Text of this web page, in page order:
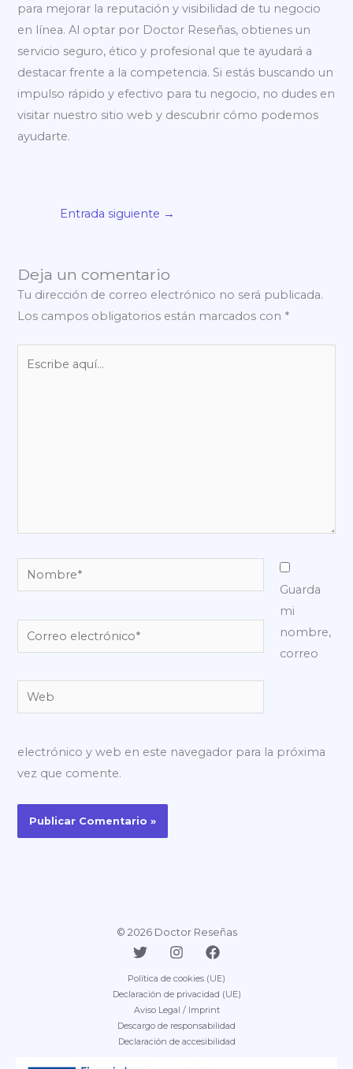
para mejorar la reputación y visibilidad de tu negocio
en línea. Al optar por Doctor Reseñas, obtienes un
servicio seguro, ético y profesional que te ayudará a
destacar frente a la competencia. Si estás buscando un
impulso rápido y efectivo para tu negocio, no dudes en
visitar nuestro sitio web y descubrir cómo podemos
ayudarte.
Entrada siguiente →
Deja un comentario
Tu dirección de correo electrónico no será publicada.
Los campos obligatorios están marcados con *
Nombre*
Correo
electrónico*
Web
Guarda
mi
nombre,
correo
electrónico y web en este navegador para la próxima
vez que comente.
© 2026 Doctor Reseñas
Política de cookies (UE)
Declaración de privacidad (UE)
Aviso Legal / Imprint
Descargo de responsabilidad
Declaración de accesibilidad